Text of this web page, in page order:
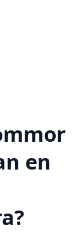
en